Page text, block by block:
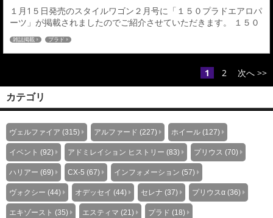
１月1５日発売のスタイルワゴン２月号に「１５０プラドエアロパ
ーツ」が掲載されましたのでご紹介させていただきます。 １５０
プラド エアロキット スキッドプレートをモチーフとした貼り付け
系エアロパーツは手軽かつ純正からの代わり映え感を与えるドレ
スアップ志向を高めました。アーバンスタイルでもオフロードス
タイルでも楽しめるプラドのNEWスタイルを提案。 エアロパーツ
雑誌掲載 プラド
1 2 次へ >>
カテゴリ
ヴェルファイア (315) アルファード (227) ホイール (127)
イベント (92) アドミレイション ヒストリー (83) プリウス (70)
ハリアー (69) CX-5 (67) インフォメーション (57)
ヴォクシー (44) オデッセイ (44) セレナ (37) プリウスα (36)
エキゾースト (35) エスティマ (21) プラド (18)